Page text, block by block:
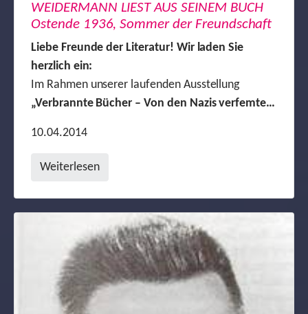
WEIDERMANN LIEST AUS SEINEM BUCH
Ostende 1936, Sommer der Freundschaft
Liebe Freunde der Literatur! Wir laden Sie
herzlich ein:
Im Rahmen unserer laufenden Ausstellung
„Verbrannte Bücher – Von den Nazis verfemte…
10.04.2014
Weiterlesen